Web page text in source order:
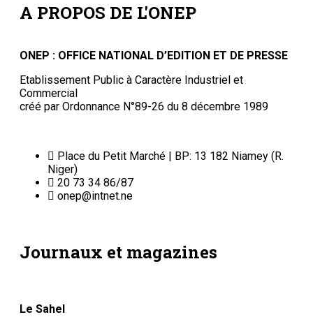
A PROPOS DE L'ONEP
ONEP : OFFICE NATIONAL D’EDITION ET DE PRESSE
Etablissement Public à Caractère Industriel et
Commercial
créé par Ordonnance N°89-26 du 8 décembre 1989
Place du Petit Marché | BP: 13 182 Niamey (R.
Niger)
20 73 34 86/87
onep@intnet.ne
Journaux et magazines
Le Sahel